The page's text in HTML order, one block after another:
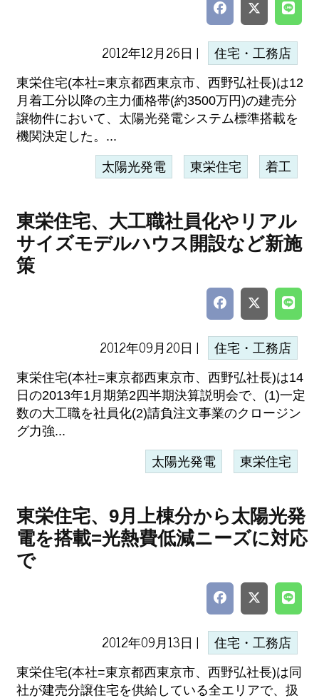
2012年12月26日 | 住宅・工務店
東栄住宅(本社=東京都西東京市、西野弘社長)は12
月着工分以降の主力価格帯(約3500万円)の建売分
譲物件において、太陽光発電システム標準搭載を
機関決定した。...
太陽光発電 東栄住宅 着工
東栄住宅、大工職社員化やリアル
サイズモデルハウス開設など新施
策
2012年09月20日 | 住宅・工務店
東栄住宅(本社=東京都西東京市、西野弘社長)は14
日の2013年1月期第2四半期決算説明会で、(1)一定
数の大工職を社員化(2)請負注文事業のクロージン
グ力強...
太陽光発電 東栄住宅
東栄住宅、9月上棟分から太陽光発
電を搭載=光熱費低減ニーズに対応
で
2012年09月13日 | 住宅・工務店
東栄住宅(本社=東京都西東京市、西野弘社長)は同
社が建売分譲住宅を供給している全エリアで、扱